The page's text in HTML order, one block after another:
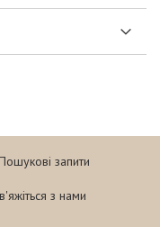
запити
з нами